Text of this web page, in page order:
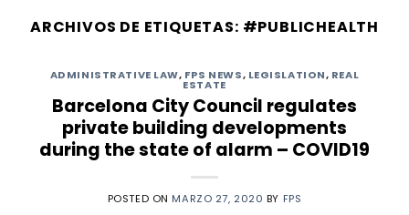
ARCHIVOS DE ETIQUETAS: #PUBLICHEALTH
ADMINISTRATIVE LAW, FPS NEWS, LEGISLATION, REAL
ESTATE
Barcelona City Council regulates
private building developments
during the state of alarm – COVID19
POSTED ON MARZO 27, 2020 BY FPS